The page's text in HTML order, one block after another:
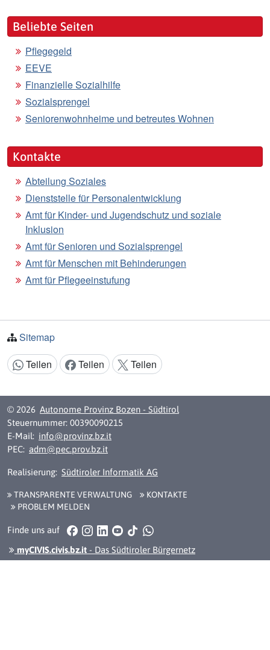
Beliebte Seiten
Pflegegeld
EEVE
Finanzielle Sozialhilfe
Sozialsprengel
Seniorenwohnheime und betreutes Wohnen
Kontakte
Abteilung Soziales
Dienststelle für Personalentwicklung
Amt für Kinder- und Jugendschutz und soziale
Inklusion
Amt für Senioren und Sozialsprengel
Amt für Menschen mit Behinderungen
Amt für Pflegeeinstufung
Sitemap
Inhalt teilen:
Teilen Teilen Teilen
© 2026 Autonome Provinz Bozen - Südtirol
Steuernummer: 00390090215
E-Mail: info@provinz.bz.it
PEC: adm@pec.prov.bz.it
Realisierung: Südtiroler Informatik AG
TRANSPARENTE VERWALTUNG
KONTAKTE
PROBLEM MELDEN
Finde uns auf Facebook
Instagram
LinkedInYouTube
TikTokWhatsApp
myCIVIS.civis.bz.it - Das Südtiroler Bürgernetz